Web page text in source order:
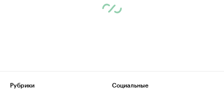
Рубрики
Социальные